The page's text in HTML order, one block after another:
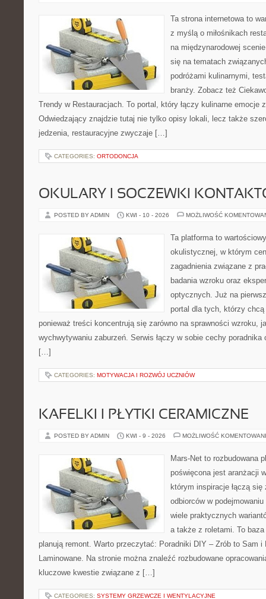
Ta strona internetowa to
z myślą o miłośnikach
na międzynarodowej
się na tematach
podróżami kulinarnymi,
branży. Zobacz też
Trendy w Restauracjach. To portal, który łączy kulinarne emocje
Odwiedzający znajdzie tutaj nie tylko opisy lokali, lecz także
jedzenia, restauracyjne zwyczaje […]
CATEGORIES: ORTODONCJA
OKULARY I SOCZEWKI
POSTED BY ADMIN KWI - 10 - 2026 MOŻLIWOŚĆ
Ta platforma to
okulistycznej, w którym
zagadnienia związane z
badania wzroku oraz
optycznych. Już na
portal dla tych, którzy
ponieważ treści koncentrują się zarówno na sprawności wzroku,
wychwytywaniu zaburzeń. Serwis łączy w sobie cechy poradnika
[…]
CATEGORIES: MOTYWACJA I ROZWÓJ UCZNIÓW
KAFELKI I PŁYTKI CERAMICZNE
POSTED BY ADMIN KWI - 9 - 2026 MOŻLIWOŚĆ
Mars-Net to rozbudowana
poświęcona jest aranżacji
którym inspiracje łączą
odbiorców w
wiele praktycznych
a także z roletami. To
planują remont. Warto przeczytać: Poradniki DIY – Zrób to Sam i
Laminowane. Na stronie można znaleźć rozbudowane
kluczowe kwestie związane z […]
CATEGORIES: SYSTEMY GRZEWCZE I WENTYLACYJNE